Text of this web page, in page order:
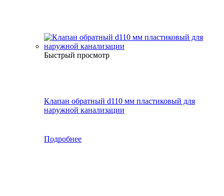
Быстрый просмотр
Клапан обратный d110 мм пластиковый для
наружной канализации
Подробнее